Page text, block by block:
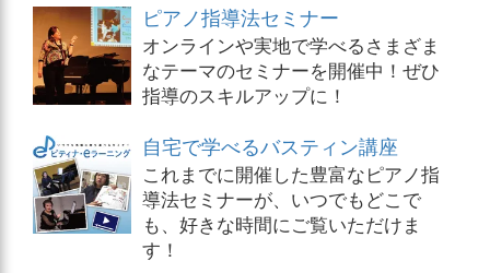
ピアノ指導法セミナー
オンラインや実地で学べるさまざま
なテーマのセミナーを開催中！ぜひ
指導のスキルアップに！
自宅で学べるバスティン講座
これまでに開催した豊富なピアノ指
導法セミナーが、いつでもどこで
も、好きな時間にご覧いただけま
す！